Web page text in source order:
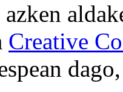
Creative